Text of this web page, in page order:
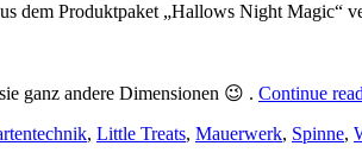
dem Produktpaket „Hallows Night Magic“
ganz andere Dimensionen 😉 . Continue
, Little Treats, Mauerwerk, Spinne,